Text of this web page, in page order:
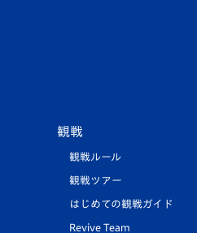
観戦
観戦ルール
観戦ツアー
はじめての観戦ガイド
Revive Team